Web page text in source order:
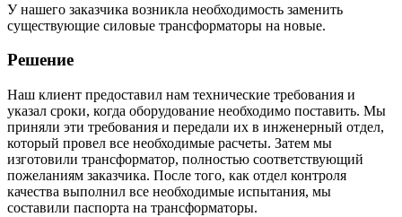
У нашего заказчика возникла необходимость заменить
существующие силовые трансформаторы на новые.
Решение
Наш клиент предоставил нам технические требования и
указал сроки, когда оборудование необходимо поставить. Мы
приняли эти требования и передали их в инженерный отдел,
который провел все необходимые расчеты. Затем мы
изготовили трансформатор, полностью соответствующий
пожеланиям заказчика. После того, как отдел контроля
качества выполнил все необходимые испытания, мы
составили паспорта на трансформаторы.